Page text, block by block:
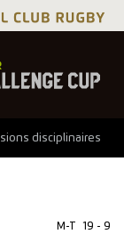
disciplinaires
M-T 19 - 9